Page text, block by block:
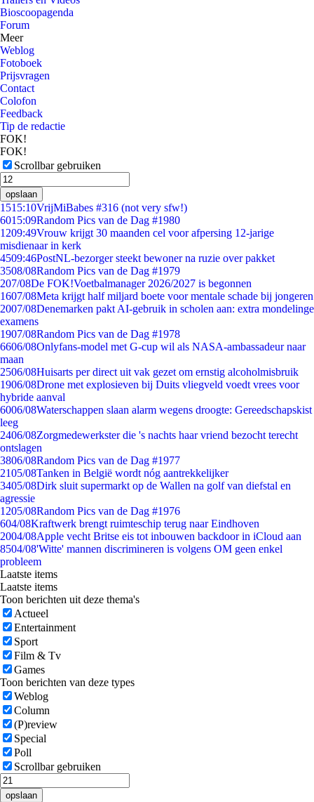
Bioscoopagenda
Forum
Meer
Weblog
Fotoboek
Prijsvragen
Contact
Colofon
Feedback
Tip de redactie
FOK!
FOK!
Scrollbar gebruiken
opslaan
1515:10VrijMiBabes #316 (not very sfw!)
6015:09Random Pics van de Dag #1980
1209:49Vrouw krijgt 30 maanden cel voor afpersing 12-jarige
misdienaar in kerk
4509:46PostNL-bezorger steekt bewoner na ruzie over pakket
3508/08Random Pics van de Dag #1979
207/08De FOK!Voetbalmanager 2026/2027 is begonnen
1607/08Meta krijgt half miljard boete voor mentale schade bij jongeren
2007/08Denemarken pakt AI-gebruik in scholen aan: extra mondelinge
examens
1907/08Random Pics van de Dag #1978
6606/08Onlyfans-model met G-cup wil als NASA-ambassadeur naar
maan
2506/08Huisarts per direct uit vak gezet om ernstig alcoholmisbruik
1906/08Drone met explosieven bij Duits vliegveld voedt vrees voor
hybride aanval
6006/08Waterschappen slaan alarm wegens droogte: Gereedschapskist
leeg
2406/08Zorgmedewerkster die 's nachts haar vriend bezocht terecht
ontslagen
3806/08Random Pics van de Dag #1977
2105/08Tanken in België wordt nóg aantrekkelijker
3405/08Dirk sluit supermarkt op de Wallen na golf van diefstal en
agressie
1205/08Random Pics van de Dag #1976
604/08Kraftwerk brengt ruimteschip terug naar Eindhoven
2004/08Apple vecht Britse eis tot inbouwen backdoor in iCloud aan
8504/08'Witte' mannen discrimineren is volgens OM geen enkel
probleem
Laatste items
Laatste items
Toon berichten uit deze thema's
Actueel
Entertainment
Sport
Film & Tv
Games
Toon berichten van deze types
Weblog
Column
(P)review
Special
Poll
Scrollbar gebruiken
opslaan